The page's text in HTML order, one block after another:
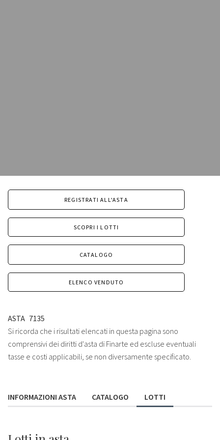
REGISTRATI ALL'ASTA
SCOPRI I LOTTI
CATALOGO
ELENCO VENDUTO
ASTA 7135
Si ricorda che i risultati elencati in questa pagina sono
comprensivi dei diritti d'asta di Finarte ed escluse eventuali
tasse e costi applicabili, se non diversamente specificato.
INFORMAZIONI ASTA CATALOGO LOTTI